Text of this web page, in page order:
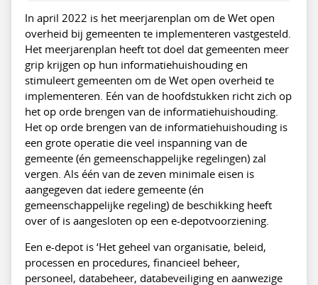
In april 2022 is het meerjarenplan om de Wet open
overheid bij gemeenten te implementeren vastgesteld.
Het meerjarenplan heeft tot doel dat gemeenten meer
grip krijgen op hun informatiehuishouding en
stimuleert gemeenten om de Wet open overheid te
implementeren. Eén van de hoofdstukken richt zich op
het op orde brengen van de informatiehuishouding.
Het op orde brengen van de informatiehuishouding is
een grote operatie die veel inspanning van de
gemeente (én gemeenschappelijke regelingen) zal
vergen. Als één van de zeven minimale eisen is
aangegeven dat iedere gemeente (én
gemeenschappelijke regeling) de beschikking heeft
over of is aangesloten op een e-depotvoorziening.
Een e-depot is ‘Het geheel van organisatie, beleid,
processen en procedures, financieel beheer,
personeel, databeheer, databeveiliging en aanwezige